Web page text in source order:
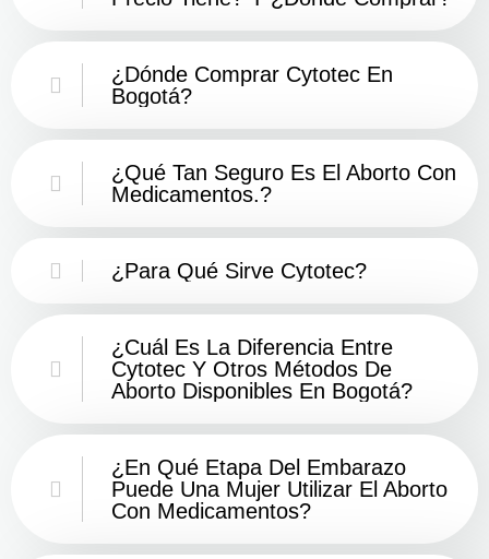
¿Dónde Comprar Cytotec En
Bogotá?
¿Qué Tan Seguro Es El Aborto Con
Medicamentos.?
¿Para Qué Sirve Cytotec?
¿Cuál Es La Diferencia Entre
Cytotec Y Otros Métodos De
Aborto Disponibles En Bogotá?
¿En Qué Etapa Del Embarazo
Puede Una Mujer Utilizar El Aborto
Con Medicamentos?